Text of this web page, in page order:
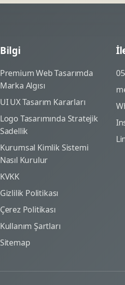
Bilgi
Premium Web Tasarımda
Marka Algısı
UI UX Tasarım Kararları
Logo Tasarımında Stratejik
Sadellik
Kurumsal Kimlik Sistemi
Nasıl Kurulur
KVKK
Gizlilik Politikası
Çerez Politikası
Kullanım Şartları
Sitemap